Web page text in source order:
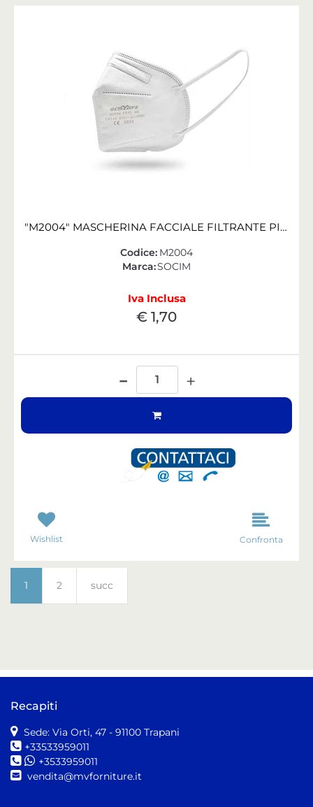
"M2004" MASCHERINA FACCIALE FILTRANTE PIEGH. FFP2 SENZA VALVOLA
Codice: M2004
Marca:SOCIM
Iva Inclusa
€ 1,70
Quantità
Wishlist Confronta
1 2 succ
Recapiti
Sede: Via Orti, 47 - 91100 Trapani
+33533959011
+3533959011
vendita@mvforniture.it